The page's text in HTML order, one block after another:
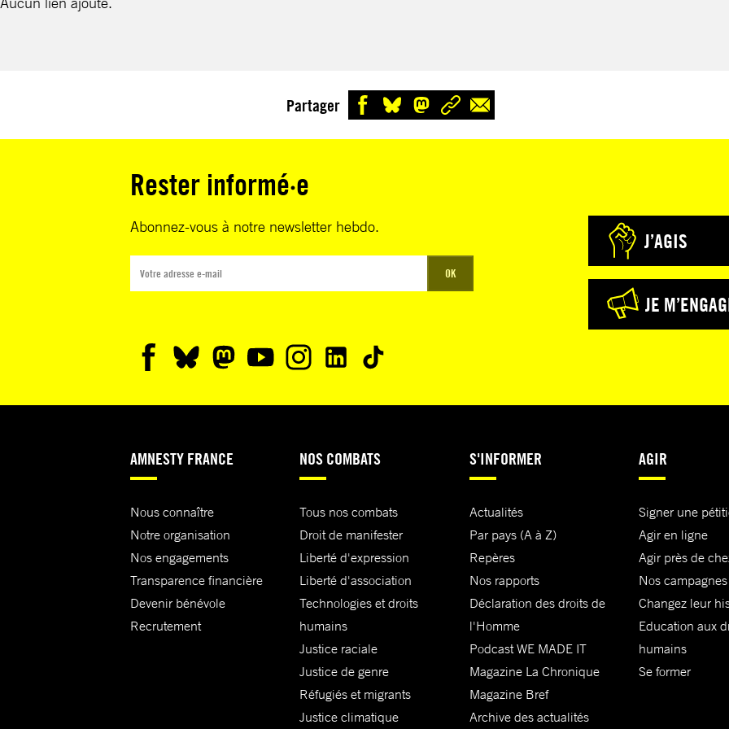
Partager
Rester informé·e
Abonnez-vous à notre newsletter hebdo.
OK
J’AGIS
JE
AMNESTY FRANCE
Nous connaître
Notre organisation
Nos engagements
Transparence financière
Devenir bénévole
Recrutement
NOS COMBATS
Tous nos combats
Droit de manifester
Liberté d'expression
Liberté d'association
Technologies et droits
humains
Justice raciale
Justice de genre
Réfugiés et migrants
Justice climatique
S'INFORMER
Actualités
Par pays (A à Z)
Repères
Nos rapports
Déclaration des droits de
l'Homme
Podcast WE MADE IT
Magazine La Chronique
Magazine Bref
Archive des actualités
AGIR
Signer une
Agir en ligne
Agir près de
Nos campagnes
Changez leur
Education aux
humains
Se former